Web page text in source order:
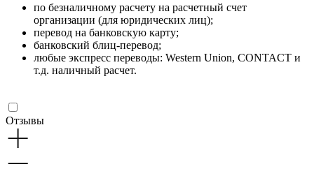
по безналичному расчету на расчетный счет
организации (для юридических лиц);
перевод на банковскую карту;
банковский блиц-перевод;
любые экспресс переводы: Western Union, CONTACT и
т.д. наличный расчет.
Отзывы